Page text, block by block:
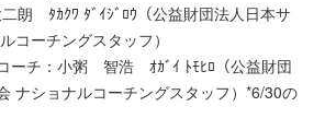
朗 ﾀｶｸﾜ ﾀﾞｲｼﾞﾛｳ（公益財団法人日本サ
コーチングスタッフ）
ーチ：小粥 智浩 ｵｶﾞｲ ﾄﾓﾋﾛ（公益財団
ナショナルコーチングスタッフ）*6/30の